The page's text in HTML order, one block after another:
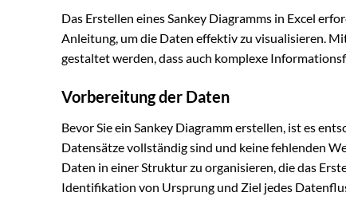
Das Erstellen eines Sankey Diagramms in Excel
Anleitung, um die Daten effektiv zu visualisieren.
gestaltet werden, dass auch komplexe
Vorbereitung der Daten
Bevor Sie ein Sankey Diagramm erstellen, ist es
Datensätze vollständig sind und keine fehlenden
Daten in einer Struktur zu organisieren, die das
Identifikation von Ursprung und Ziel jedes